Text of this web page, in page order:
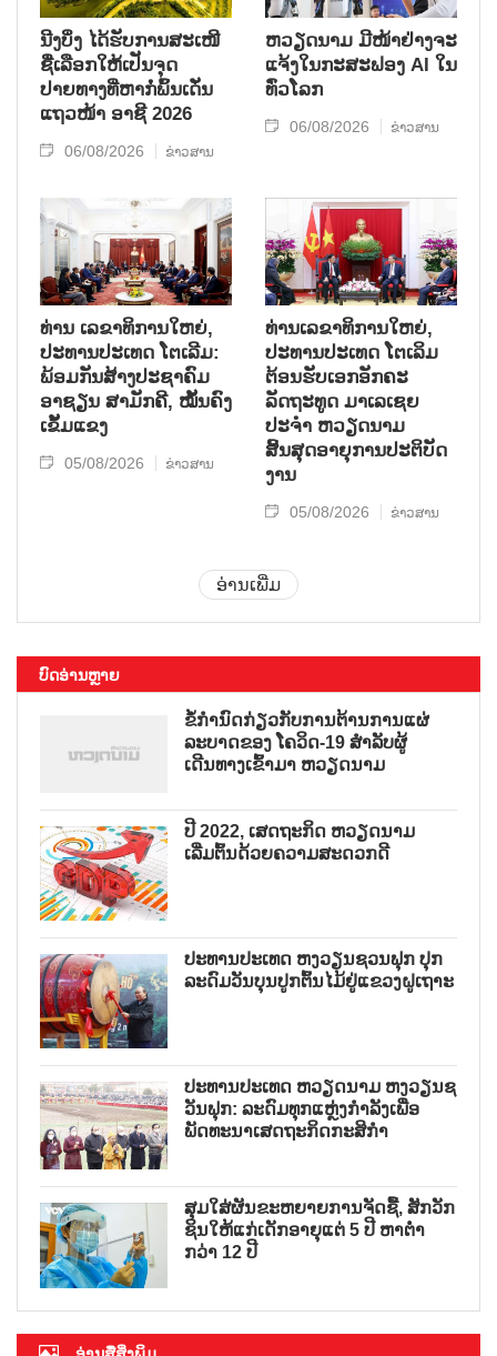
ນີງບິ່ງ ໄດ້ຮັບການສະເໜີ
ຊື່ເລືອກໃຫ້ເປັນຈຸດ
ປາຍທາງທີ່ຫາກໍ່ພົ້ນເດັ່ນ
ແຖວໜ້າ ອາຊີ 2026
06/08/2026 ຂ່າວສານ
ຫວຽດນາມ ມີໜ້າຢ່າງຈະ
ແຈ້ງໃນກະສະຟອງ AI ໃນ
ທົ່ວໂລກ
06/08/2026 ຂ່າວສານ
ທ່ານ ເລຂາທິການໃຫຍ່,
ປະທານປະເທດ ໂຕເລີມ:
ພ້ອມກັນສ້າງປະຊາຄົມ
ອາຊຽນ ສາມັກຄີ, ໝັ້ນຄົງ
ເຂັ້ມແຂງ
05/08/2026 ຂ່າວສານ
ທ່ານເລຂາທິການໃຫຍ່,
ປະທານປະເທດ ໂຕເລິມ
ຕ້ອນຮັບເອກອັກຄະ
ລັດຖະທູດ ມາເລເຊຍ
ປະຈຳ ຫວຽດນາມ
ສິ້ນສຸດອາຍຸການປະຕິບັດ
ງານ
05/08/2026 ຂ່າວສານ
ອ່ານເພີ່ມ
ບົດອ່ານຫຼາຍ
ຂໍ້ກຳນົດກ່ຽວກັບການຕ້ານການແຜ່
ລະບາດຂອງ ໂຄວິດ-19 ສຳລັບຜູ້
ເດີນທາງເຂົ້າມາ ຫວຽດນາມ
ປີ 2022, ເສດຖະກິດ ຫວຽດນາມ
ເລີ່ມຕົ້ນດ້ວຍຄວາມສະດວກດີ
ປະທານປະເທດ ຫງວຽນຊວນຟຸກ ປຸກ
ລະດົມວັນບຸນປູກຕົ້ນໄມ້ຢູ່ແຂວງຝູເຖາະ
ປະທານປະເທດ ຫວຽດນາມ ຫງວຽນຊ
ວັນຟຸກ: ລະດົມທຸກແຫຼ່ງກຳລັງເພື່ອ
ພັດທະນາເສດຖະກິດກະສິກຳ
ສຸມໃສ່ຜັນຂະຫຍາຍການຈັດຊື້, ສັກວັກ
ຊິນໃຫ້ແກ່ເດັກອາຍຸແຕ່ 5 ປີ ຫາຕ່ຳ
ກວ່າ 12 ປີ